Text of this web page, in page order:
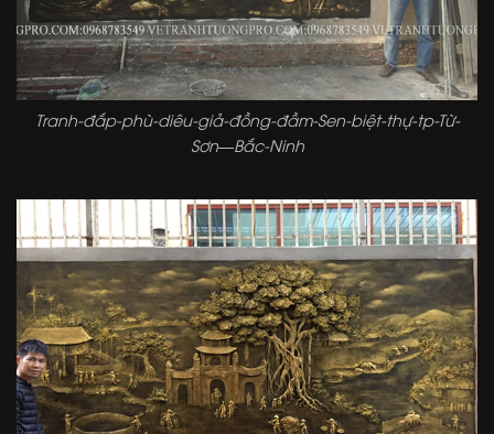
Tranh-đắp-phù-diêu-giả-đồng-đầm-Sen-biệt-thự-tp-Từ-
Sơn—Bắc-Ninh